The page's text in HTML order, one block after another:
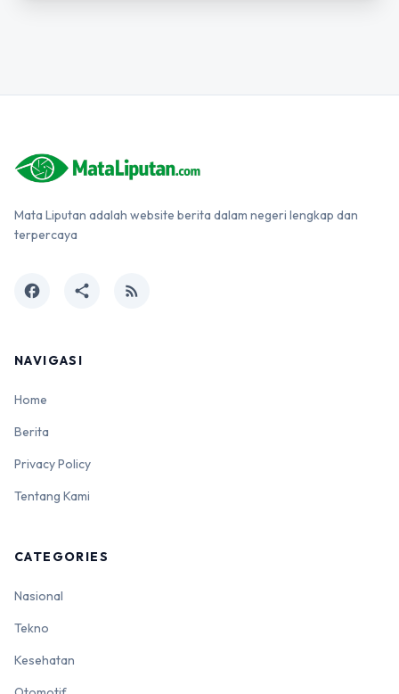
Mata Liputan adalah website berita dalam negeri lengkap dan
terpercaya
facebook share rss_feed
NAVIGASI
Home
Berita
Privacy Policy
Tentang Kami
CATEGORIES
Nasional
Tekno
Kesehatan